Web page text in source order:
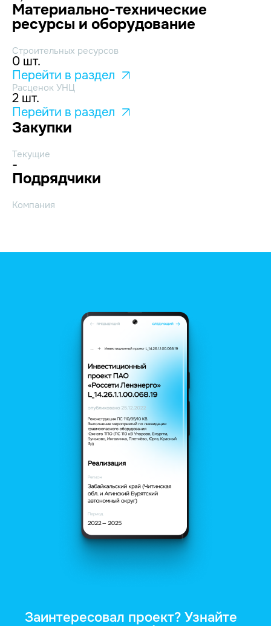
Материально-технические
ресурсы и оборудование
Строительных ресурсов
0 шт.
Перейти в раздел
Расценок УНЦ
2 шт.
Перейти в раздел
Закупки
Текущие
-
Подрядчики
Компания
Заинтересовал проект? Узнайте